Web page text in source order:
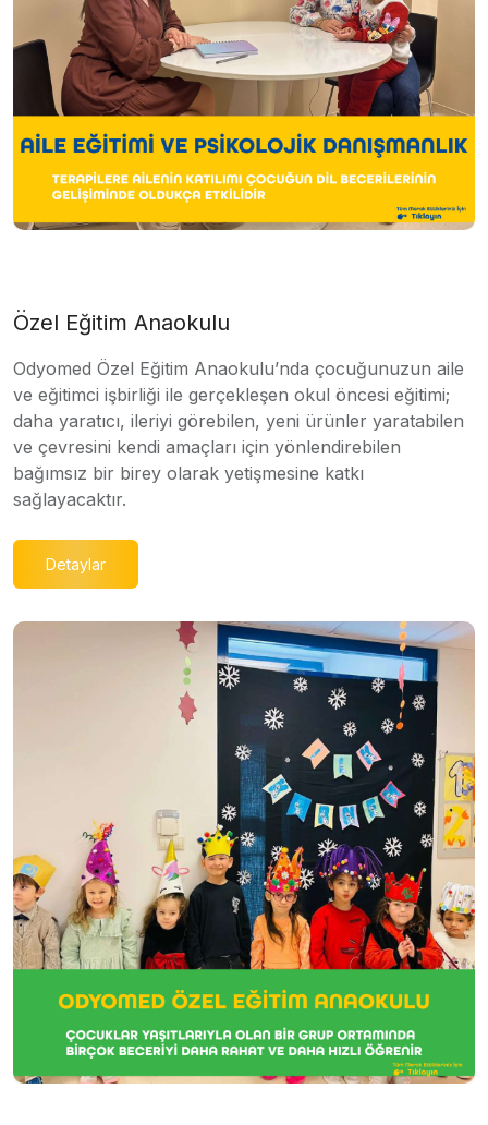
Özel Eğitim Anaokulu
Odyomed Özel Eğitim Anaokulu’nda çocuğunuzun aile
ve eğitimci işbirliği ile gerçekleşen okul öncesi eğitimi;
daha yaratıcı, ileriyi görebilen, yeni ürünler yaratabilen
ve çevresini kendi amaçları için yönlendirebilen
bağımsız bir birey olarak yetişmesine katkı
sağlayacaktır.
Detaylar